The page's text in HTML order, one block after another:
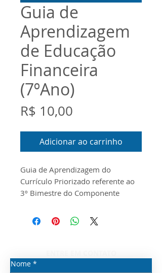
Guia de
Aprendizagem
de Educação
Financeira
(7ºAno)
R$ 10,00
Adicionar ao carrinho
Guia de Aprendizagem do
Currículo Priorizado referente ao
3º Bimestre do Componente
para o 7º Ano do Ensino
Fundamental Anos Finais.
Material Digital disponibilizados
Nome *